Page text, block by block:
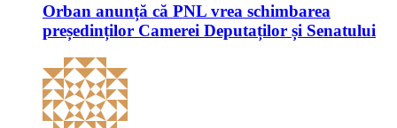
Orban anunță că PNL vrea schimbarea
președinților Camerei Deputaților și Senatului